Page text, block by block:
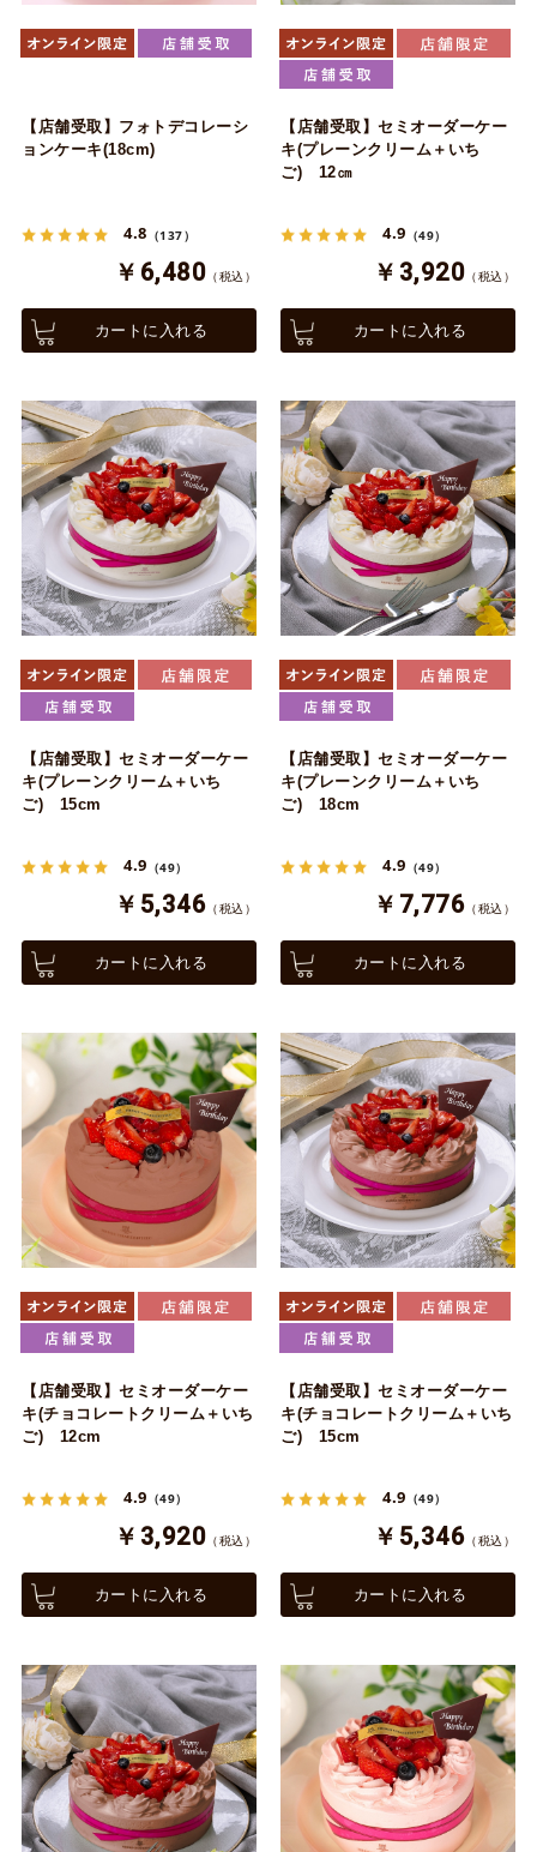
【店舗受取】フォトデコレーシ
ョンケーキ(18cm)
4.8 （137）
￥6,480 （税込）
カートに入れる
【店舗受取】セミオーダーケー
キ(プレーンクリーム＋いち
ご) 12㎝
4.9 （49）
￥3,920 （税込）
カートに入れる
【店舗受取】セミオーダーケー
キ(プレーンクリーム＋いち
ご) 15cm
4.9 （49）
￥5,346 （税込）
カートに入れる
【店舗受取】セミオーダーケー
キ(プレーンクリーム＋いち
ご) 18cm
4.9 （49）
￥7,776 （税込）
カートに入れる
【店舗受取】セミオーダーケー
キ(チョコレートクリーム＋いち
ご) 12cm
4.9 （49）
￥3,920 （税込）
カートに入れる
【店舗受取】セミオーダーケー
キ(チョコレートクリーム＋いち
ご) 15cm
4.9 （49）
￥5,346 （税込）
カートに入れる